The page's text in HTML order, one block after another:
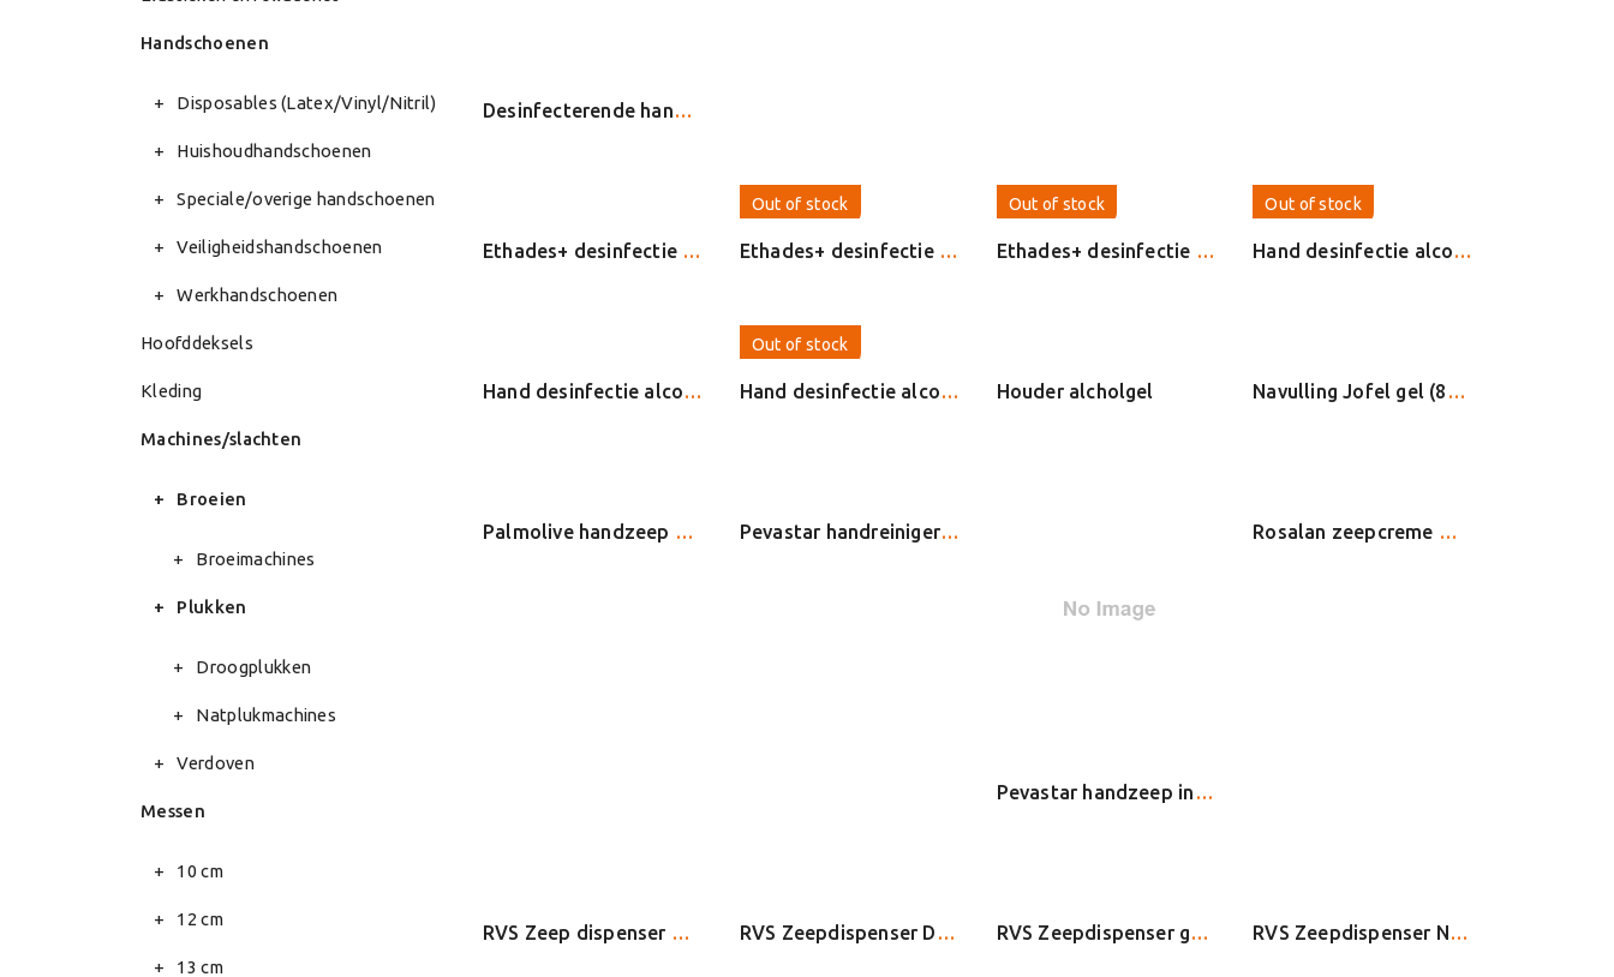
Handschoenen
Disposables (Latex/Vinyl/Nitril)
Huishoudhandschoenen
Speciale/overige handschoenen
Veiligheidshandschoenen
Werkhandschoenen
Hoofddeksels
Kleding
Machines/slachten
Broeien
Broeimachines
Plukken
Droogplukken
Natplukmachines
Verdoven
Messen
10 cm
12 cm
13 cm
Desinfecterende handgel
Ethades+ desinfectie gel 5 L. (20029) 70% alcohol
Out of stock
Ethades+ desinfectie gel 5 L.14694 N
Out of stock
Ethades+ desinfectie gel 500ml L. 14694 N
Out of stock
Hand desinfectie alcoholgel
Hand desinfectie alcoholgel 250ml pompje 142623N cmt
Out of stock
Hand desinfectie alcoholgel 5 L. Houder alcholgel Navulling Jofel gel (800ml)
Palmolive handzeep 300 ml Pevastar handreiniger (korreltjes), bus 3kg
Pevastar handzeep in 1lbus
Rosalan zeepcreme mild 5 liter
RVS Zeep dispenser DUO 500 ml met bedieningsbeugel RVS Zeepdispenser DUO 1.000 ml met bedieningsbeugel RVS Zeepdispenser groot 1200ml touchless Navulbaar RVS Zeepdispenser Navulbaar